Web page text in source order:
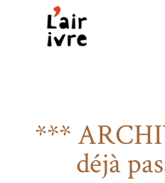
***
déjà